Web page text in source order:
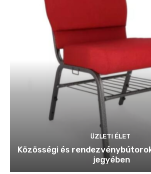
ÜZLETI ÉLET
Közösségi és
jegyében